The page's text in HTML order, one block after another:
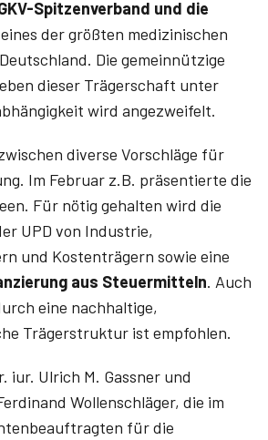
Spitzenverband und die
der größten medizinischen
Die gemeinnützige
dieser Trägerschaft unter
wird angezweifelt.
diverse Vorschläge für
Im Februar z.B. präsentierte die
Für nötig gehalten wird die
UPD von Industrie,
und Kostenträgern sowie eine
aus Steuermitteln. Auch
eine nachhaltige,
Trägerstruktur ist empfohlen.
iur. Ulrich M. Gassner und
Wollenschläger, die im
für die